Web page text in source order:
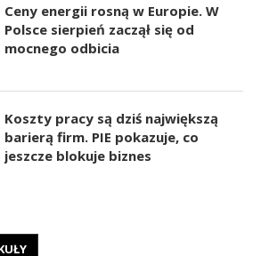
Ceny energii rosną w Europie. W
Polsce sierpień zaczął się od
mocnego odbicia
Koszty pracy są dziś największą
barierą firm. PIE pokazuje, co
jeszcze blokuje biznes